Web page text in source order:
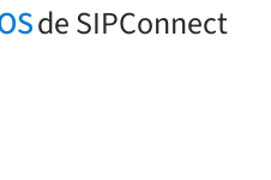
de SIPConnect